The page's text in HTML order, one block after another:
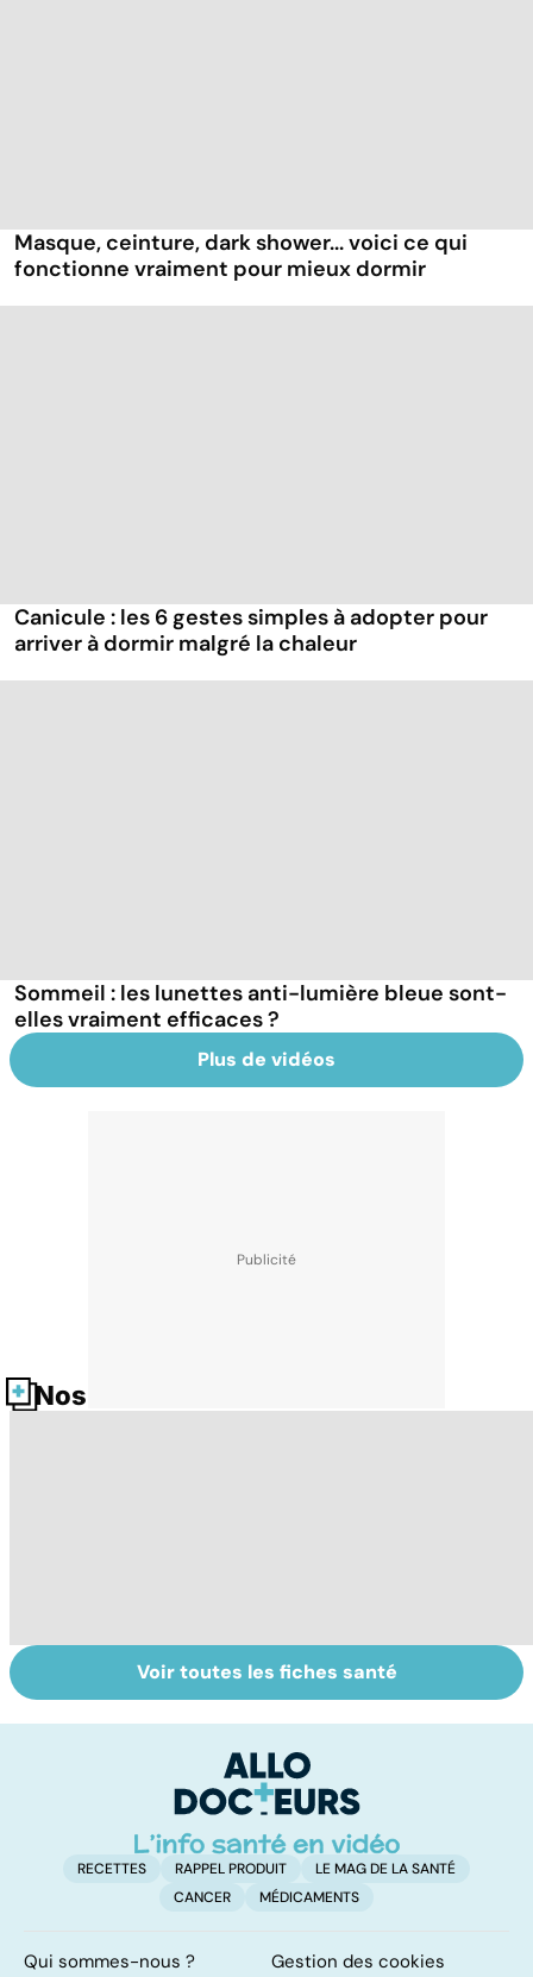
Masque, ceinture, dark shower... voici ce qui
fonctionne vraiment pour mieux dormir
Canicule : les 6 gestes simples à adopter pour
arriver à dormir malgré la chaleur
Sommeil : les lunettes anti-lumière bleue sont-
elles vraiment efficaces ?
Plus de vidéos
Nos fiches santé
Narcolepsie : des
crises de
Bien dormir,
mais... sans
Voir toutes les fiches santé
RECETTES RAPPEL PRODUIT
LE MAG DE LA SANTÉ
CANCER
MÉDICAMENTS
Qui sommes-nous ? Gestion des cookies